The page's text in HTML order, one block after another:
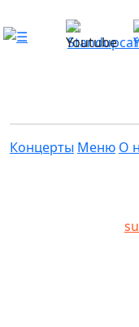
Концерты Меню О
переиграем»